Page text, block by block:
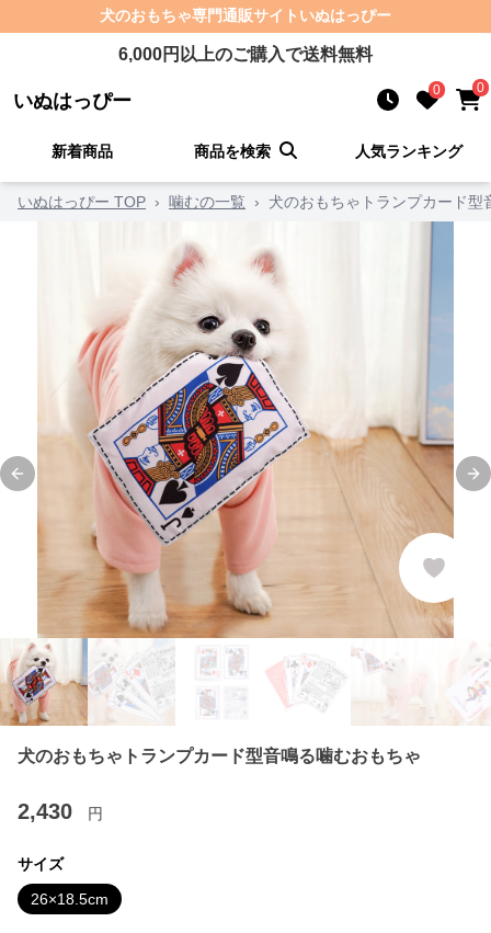
犬のおもちゃ専門通販サイト いぬはっぴー
6,000円以上のご購入で送料無料
いぬはっぴー 0 0
新着商品 商品を検索 人気ランキング
いぬはっぴー TOP › 噛むの一覧 › 犬のおもちゃトランプカード型
Previous slide
犬のおもちゃトランプカード型音鳴る噛むおもちゃ
2,430 円
サイズ
26×18.5cm